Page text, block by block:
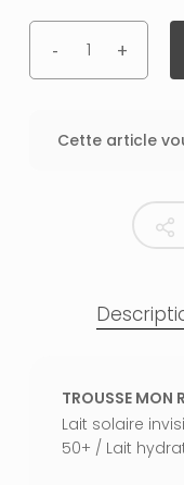
Cette article
TROUSSE MON
Lait solaire
50+ / Lait